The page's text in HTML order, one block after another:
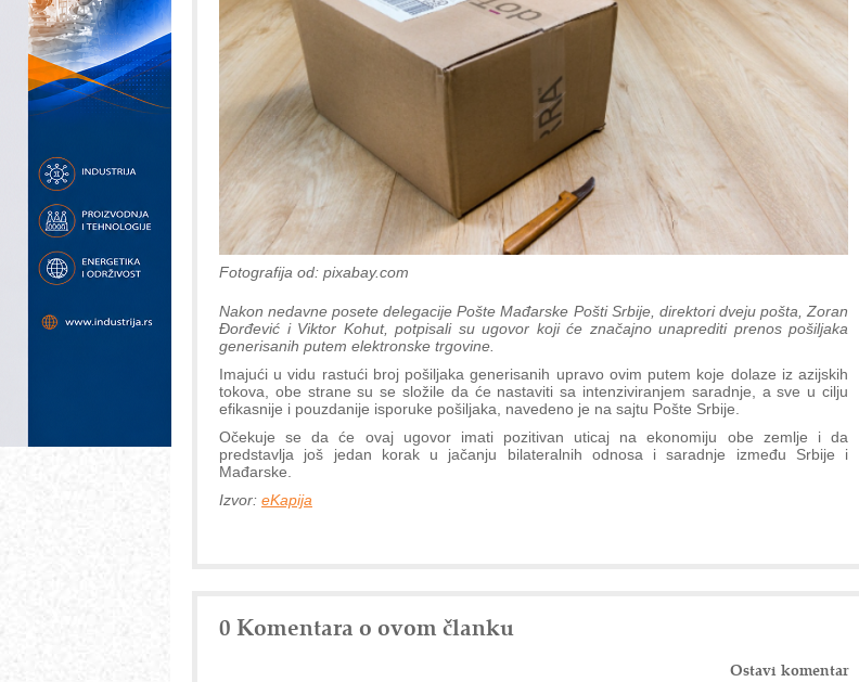
Fotografija od: pixabay.com
Nakon nedavne posete delegacije Pošte Mađarske Pošti Srbije, direktori dveju pošta, Zoran
Đorđević i Viktor Kohut, potpisali su ugovor koji će značajno unaprediti prenos pošiljaka
generisanih putem elektronske trgovine.
Imajući u vidu rastući broj pošiljaka generisanih upravo ovim putem koje dolaze iz azijskih
tokova, obe strane su se složile da će nastaviti sa intenziviranjem saradnje, a sve u cilju
efikasnije i pouzdanije isporuke pošiljaka, navedeno je na sajtu Pošte Srbije.
Očekuje se da će ovaj ugovor imati pozitivan uticaj na ekonomiju obe zemlje i da
predstavlja još jedan korak u jačanju bilateralnih odnosa i saradnje između Srbije i
Mađarske.
Izvor: eKapija
0 Komentara o ovom članku
Ostavi komentar